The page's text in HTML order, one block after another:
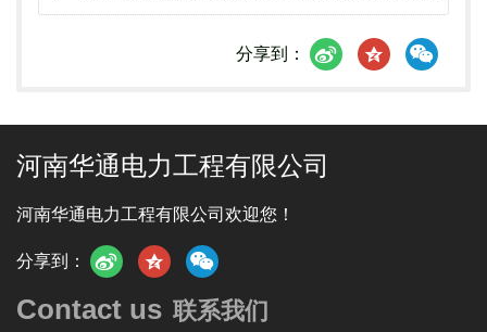
分享到：
河南华通电力工程有限公司
河南华通电力工程有限公司欢迎您！
分享到：
Contact us 联系我们